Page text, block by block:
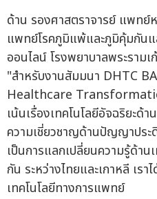
ด้าน รองศาสตราจารย์ แพท
แพทย์โรคภูมิแพ้และภูมิคุ้มกัน
ออนไลน์ โรงพยาบาลพระราม
"สำหรับงานสัมมนา DHTC
Healthcare
เน้นเรื่องเทคโนโลยีอัจฉริยะด้
ความเชี่ยวชาญด้านปัญญาปร
เป็นการแลกเปลี่ยนความรู้ด้า
กัน ระหว่างไทยและเกาหลี เร
เทคโนโลยีทางการแพทย์